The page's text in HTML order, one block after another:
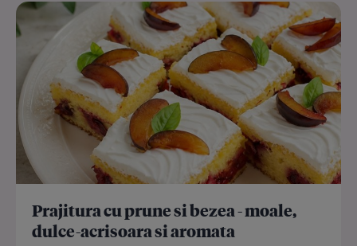
Prajitura cu prune si bezea - moale,
dulce-acrisoara si aromata